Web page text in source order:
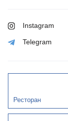
Instagram
Telegram
Ресторан